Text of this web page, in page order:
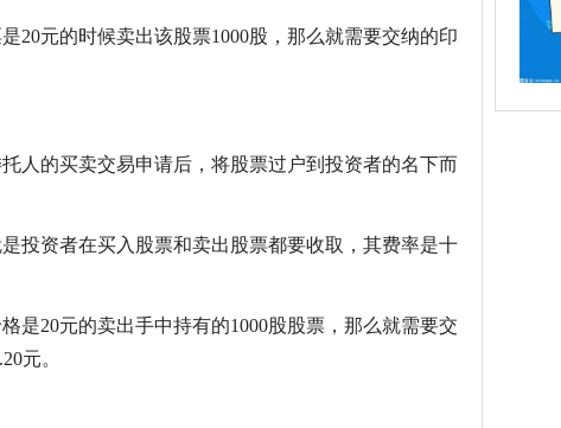
20元的时候卖出该股票1000股，那么就需要交纳的印
人的买卖交易申请后，将股票过户到投资者的名下而
投资者在买入股票和卖出股票都要收取，其费率是十
是20元的卖出手中持有的1000股股票，那么就需要交
元。